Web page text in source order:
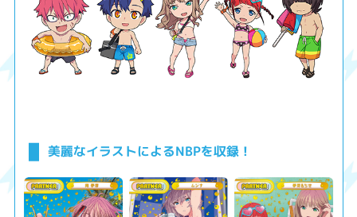
美麗なイラストによるNBPを収録！